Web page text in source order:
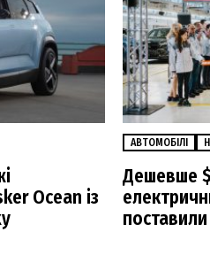
Ocean із
АВТОМОБІЛІ
Дешевше